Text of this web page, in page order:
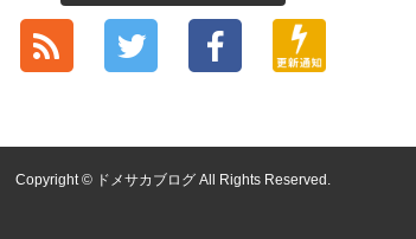
Copyright © ドメサカブログ All Rights Reserved.